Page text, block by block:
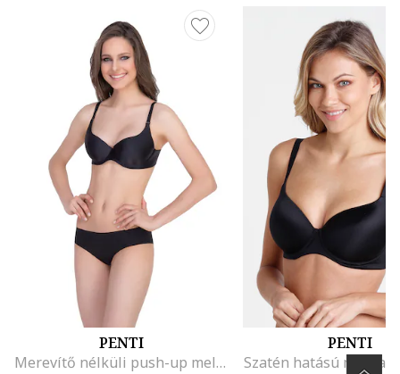
PENTI
Merevítő nélküli push-up melltartó levehető pántokkal, Fekete
PENTI
Szatén hatású